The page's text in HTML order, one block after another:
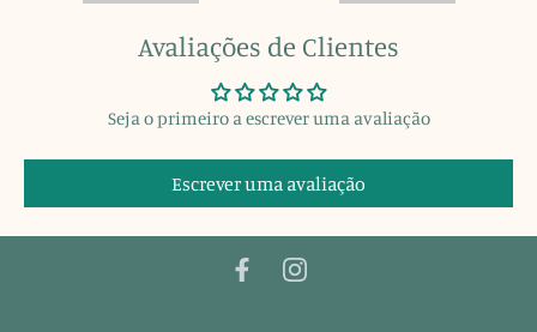
Avaliações de Clientes
Seja o primeiro a escrever uma avaliação
Escrever uma avaliação